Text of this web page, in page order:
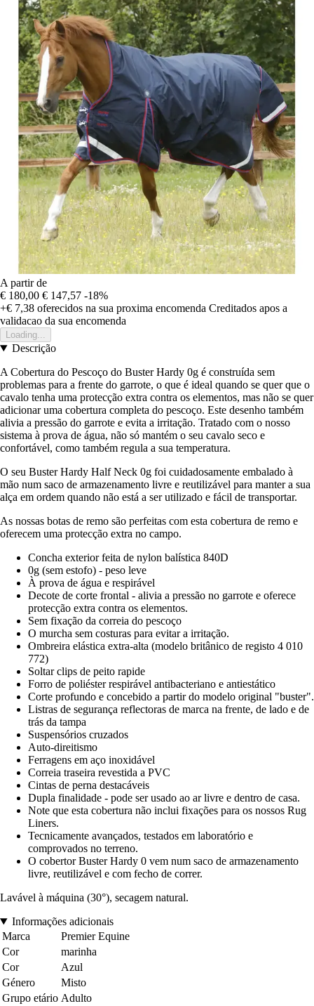
A partir de
€ 180,00 € 147,57 -18%
+€ 7,38 oferecidos na sua proxima encomenda Creditados apos a
validacao da sua encomenda
Loading...
Descrição
A Cobertura do Pescoço do Buster Hardy 0g é construída sem
problemas para a frente do garrote, o que é ideal quando se quer que o
cavalo tenha uma protecção extra contra os elementos, mas não se quer
adicionar uma cobertura completa do pescoço. Este desenho também
alivia a pressão do garrote e evita a irritação. Tratado com o nosso
sistema à prova de água, não só mantém o seu cavalo seco e
confortável, como também regula a sua temperatura.
O seu Buster Hardy Half Neck 0g foi cuidadosamente embalado à
mão num saco de armazenamento livre e reutilizável para manter a sua
alça em ordem quando não está a ser utilizado e fácil de transportar.
As nossas botas de remo são perfeitas com esta cobertura de remo e
oferecem uma protecção extra no campo.
Concha exterior feita de nylon balística 840D
0g (sem estofo) - peso leve
À prova de água e respirável
Decote de corte frontal - alivia a pressão no garrote e oferece
protecção extra contra os elementos.
Sem fixação da correia do pescoço
O murcha sem costuras para evitar a irritação.
Ombreira elástica extra-alta (modelo britânico de registo 4 010
772)
Soltar clips de peito rapide
Forro de poliéster respirável antibacteriano e antiestático
Corte profundo e concebido a partir do modelo original "buster".
Listras de segurança reflectoras de marca na frente, de lado e de
trás da tampa
Suspensórios cruzados
Auto-direitismo
Ferragens em aço inoxidável
Correia traseira revestida a PVC
Cintas de perna destacáveis
Dupla finalidade - pode ser usado ao ar livre e dentro de casa.
Note que esta cobertura não inclui fixações para os nossos Rug
Liners.
Tecnicamente avançados, testados em laboratório e
comprovados no terreno.
O cobertor Buster Hardy 0 vem num saco de armazenamento
livre, reutilizável e com fecho de correr.
Lavável à máquina (30°), secagem natural.
Informações adicionais
Marca
Premier Equine
Cor
marinha
Cor
Azul
Género
Misto
Grupo etário Adulto